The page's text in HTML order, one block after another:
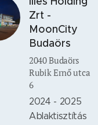
Zrt -
MoonCity
Budaörs
2040 Budaörs
Rubik Ernő utca
6
2024 - 2025
Ablaktisztítás